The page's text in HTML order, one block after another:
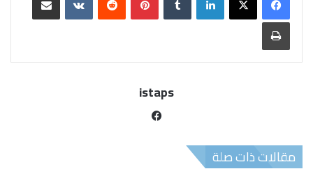
istaps
مقالات ذات صلة